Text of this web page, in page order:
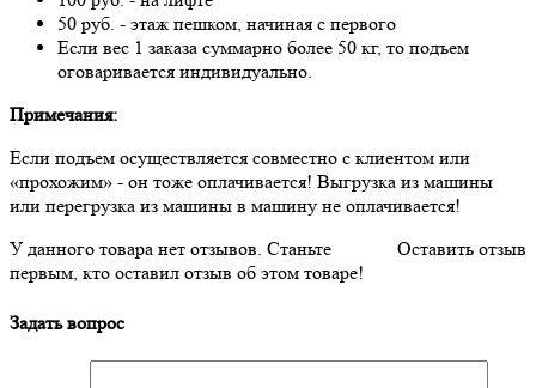
50 руб. - этаж пешком, начиная с первого
Если вес 1 заказа суммарно более 50 кг, то подъем
оговаривается индивидуально.
Примечания:
Если подъем осуществляется совместно с клиентом или
«прохожим» - он тоже оплачивается! Выгрузка из машины
или перегрузка из машины в машину не оплачивается!
Оставить отзыв
У данного товара нет отзывов. Станьте
первым, кто оставил отзыв об этом товаре!
Задать вопрос